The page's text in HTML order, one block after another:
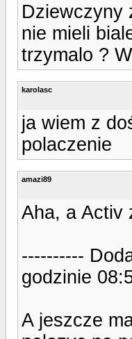
Dziewczyny
nie mieli
trzymalo ?
karolasc
ja wiem z
polaczenie
amazi89
Aha, a Activ
----------
godzinie
A jeszcze